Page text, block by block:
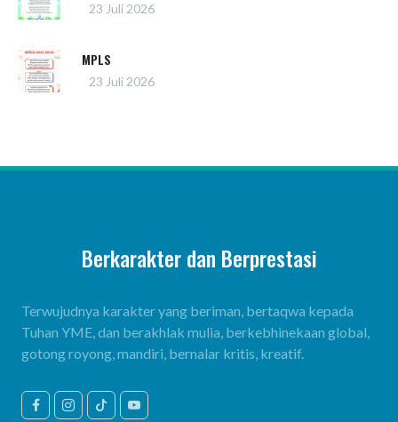
23 Juli 2026
MPLS
23 Juli 2026
Berkarakter dan Berprestasi
Terwujudnya karakter yang beriman, bertaqwa kepada
Tuhan YME, dan berakhlak mulia, berkebhinekaan global,
gotong royong, mandiri, bernalar kritis, kreatif.